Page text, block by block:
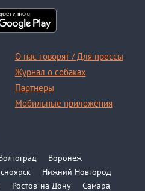
О нас говорят / Для прессы
Журнал о собаках
Партнеры
Мобильные приложения
Воронеж
Нижний Новгород
Ростов-на-Дону Самара